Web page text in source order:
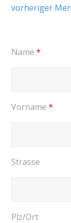
vorheriger
Name *
Vorname *
Strasse
Plz/Ort